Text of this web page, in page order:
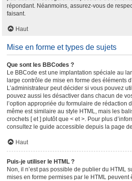
répondant. Néanmoins, assurez-vous de
faisant.
Haut
Mise en forme et types de sujets
Que sont les BBCodes ?
Le BBCode est une implantation spéciale au
large contrôle de mise en forme des éléments
L’administrateur peut décider si vous pouvez
pouvez aussi les désactiver dans chacun de
l’option appropriée du formulaire de rédaction
même est similaire au style HTML, mais les
crochets [ et ] plutôt que < et >. Pour plus
consultez le guide accessible depuis la page
Haut
Puis-je utiliser le HTML ?
Non, il n’est pas possible de publier du HTML
mises en forme permises par le HTML